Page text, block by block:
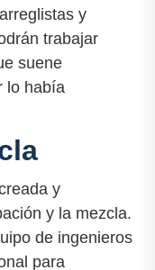
y
trabajar
suene
lo había
y
y la mezcla.
de ingenieros
para